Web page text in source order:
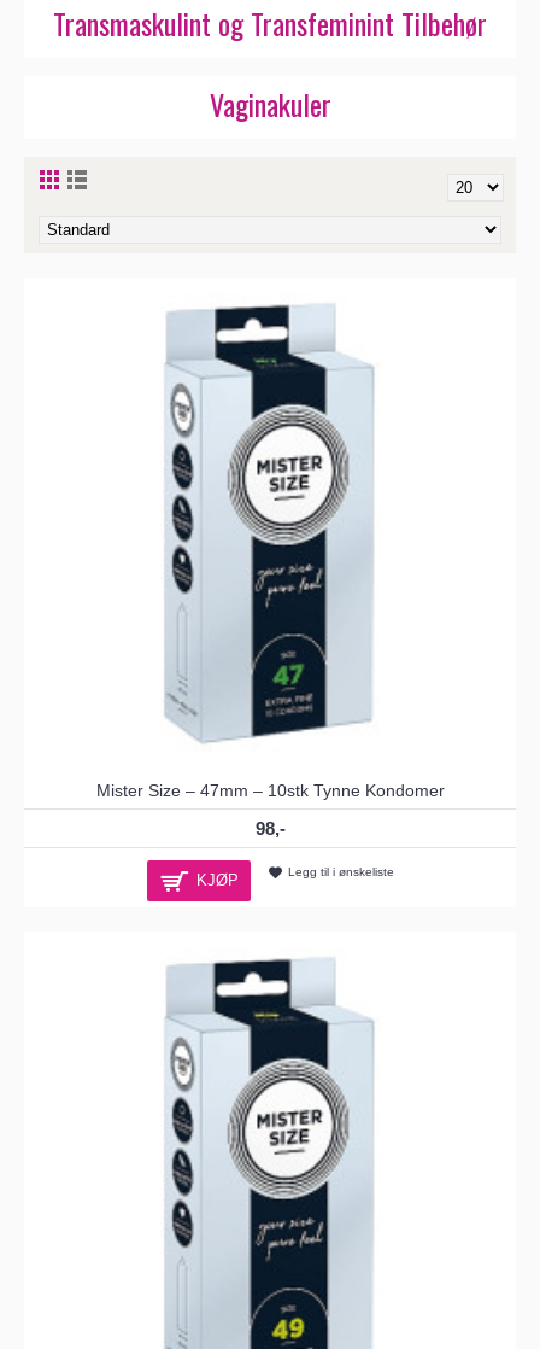
Transmaskulint og Transfeminint Tilbehør
Vaginakuler
Mister Size – 47mm – 10stk Tynne Kondomer
98,-
KJØP Legg til i ønskeliste